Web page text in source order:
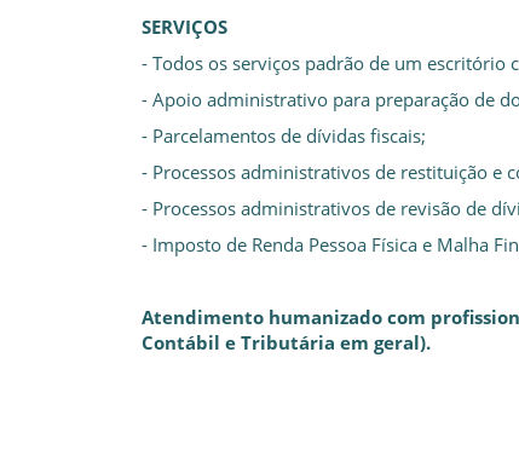
SERVIÇOS
- Todos os serviços padrão de um escritório
- Apoio administrativo para preparação de
- Parcelamentos de dívidas fiscais;
- Processos administrativos de restituição e
- Processos administrativos de revisão de
- Imposto de Renda Pessoa Física e Malha
Atendimento humanizado com
Contábil e Tributária em geral).